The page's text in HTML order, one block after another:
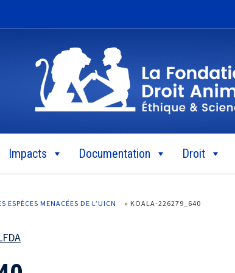
Impacts Documentation Droit
ESPÈCES MENACÉES DE L’UICN » KOALA-226279_640